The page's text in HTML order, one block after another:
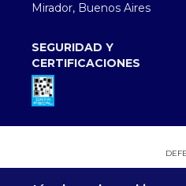
Mirador, Buenos Aires
SEGURIDAD Y
CERTIFICACIONES